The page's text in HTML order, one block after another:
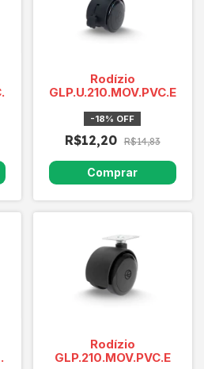
Rodízio
GLP.U.210.MOV.PVC.E
-18% OFF
R$12,20 R$14,83
Rodízio
GLP.210.MOV.PVC.E